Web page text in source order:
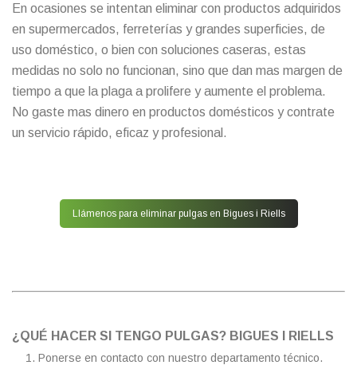
En ocasiones se intentan eliminar con productos adquiridos
en supermercados, ferreterías y grandes superficies, de
uso doméstico, o bien con soluciones caseras, estas
medidas no solo no funcionan, sino que dan mas margen de
tiempo a que la plaga a prolifere y aumente el problema.
No gaste mas dinero en productos domésticos y contrate
un servicio rápido, eficaz y profesional.
Llámenos para eliminar pulgas en Bigues i Riells
¿QUÉ HACER SI TENGO PULGAS? BIGUES I RIELLS
Ponerse en contacto con nuestro departamento técnico.